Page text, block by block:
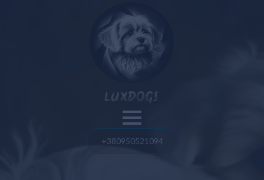
LUXDOGS
Französische Bulldogge+380950521094